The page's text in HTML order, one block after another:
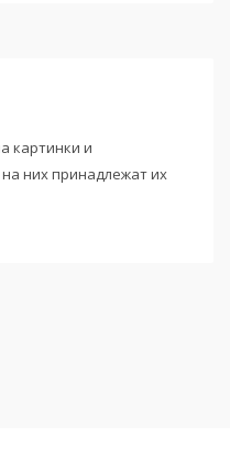
картинки и
них принадлежат их